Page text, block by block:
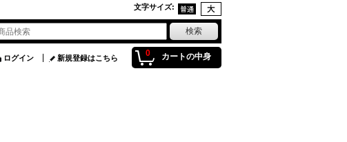
文字サイズ:
0 カートの中身
ログイン 新規登録はこちら